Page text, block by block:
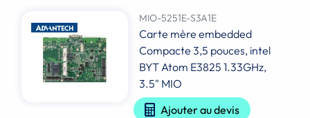
MIO-5251E-S3A1E
Carte mère embedded
Compacte 3,5 pouces, intel
BYT Atom E3825 1.33GHz,
3.5" MIO
Ajouter au devis